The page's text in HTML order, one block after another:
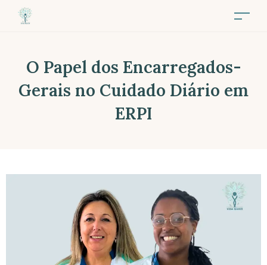
O Papel dos Encarregados-
Gerais no Cuidado Diário em
ERPI